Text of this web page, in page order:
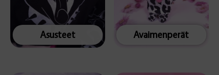
Asusteet Avaimenperät